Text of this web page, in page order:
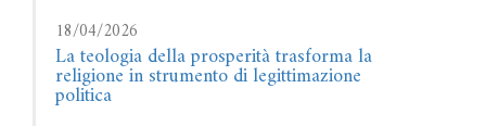
18/04/2026
La teologia della prosperità trasforma la
religione in strumento di legittimazione
politica